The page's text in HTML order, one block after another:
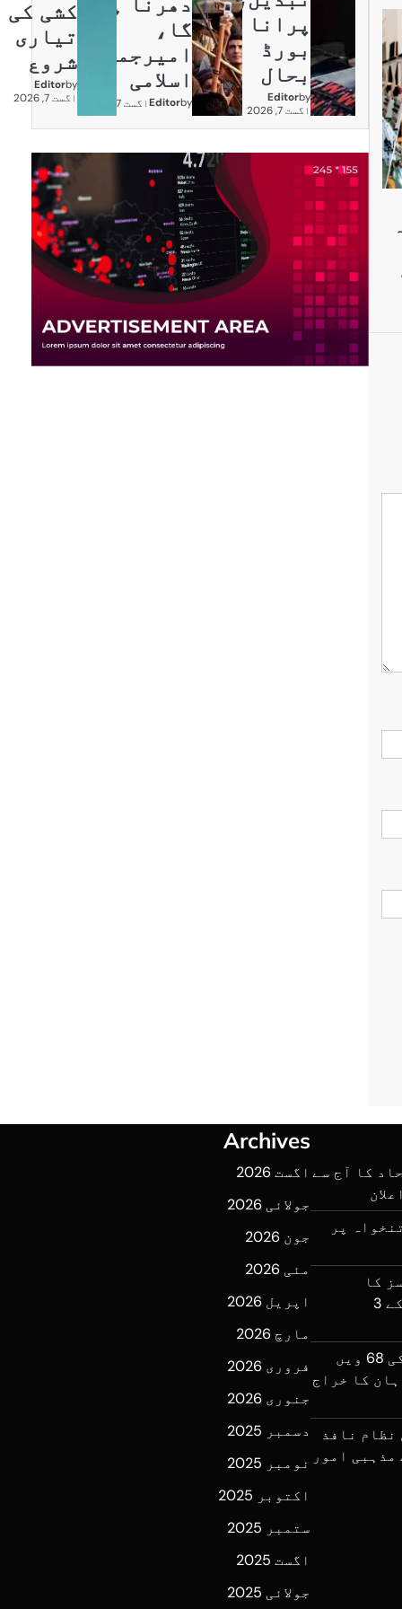
پرانا
بورڈ
بحال
by
Editor
اگست 7, 2026
گا،
امیرجماعت
اسلامی
by
Editorاگست 7, 2026
کشی کی
تیاری
شروع
by
Editor
اگست 7, 2026
کا آج سے
پر
کا
آپریشن، فتنۃ الہندوستان کے 3
میجر طفیل شہید نشان حیدر کی 68 ویں
کا خراج
نظام نافذ
امور
Archives
اگست 2026
جولائی 2026
جون 2026
مئی 2026
اپریل 2026
مارچ 2026
فروری 2026
جنوری 2026
دسمبر 2025
نومبر 2025
اکتوبر 2025
ستمبر 2025
اگست 2025
جولائی 2025